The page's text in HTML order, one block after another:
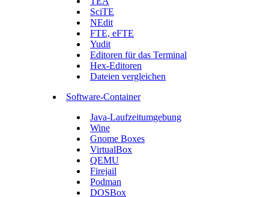
SciTE
NEdit
FTE, eFTE
Yudit
Editoren für das Terminal
Hex-Editoren
Dateien vergleichen
Software-Container
Java-Laufzeitumgebung
Wine
Gnome Boxes
VirtualBox
QEMU
Firejail
Podman
DOSBox